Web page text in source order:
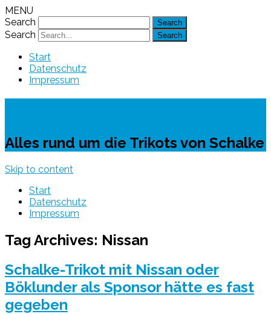
MENU
Search
Search
Start
Datenschutz
Impressum
Alles rund um die Trikots von Schalke
Skip to content
Start
Datenschutz
Impressum
Tag Archives: Nissan
Schalke-Trikot mit Nissan oder
Böklunder als Sponsor hätte es fast
gegeben